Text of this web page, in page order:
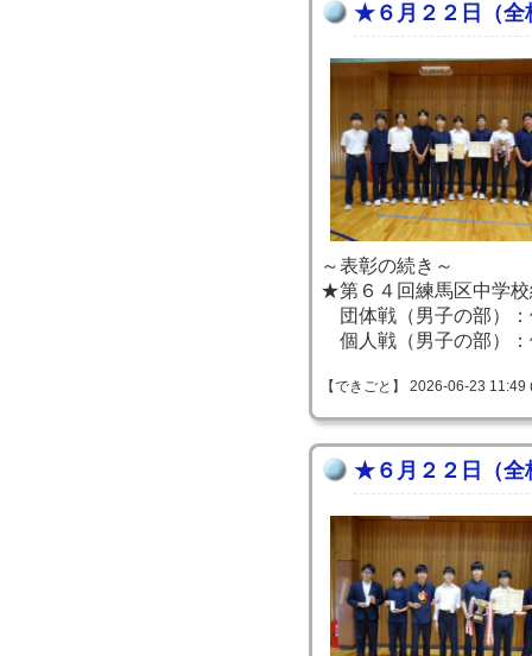
★６月２２日（全
～表彰の続き～
★第６４回練馬区中学
団体戦（男子の部）
個人戦（男子の部）
【できごと】 2026-06-23
★６月２２日（全